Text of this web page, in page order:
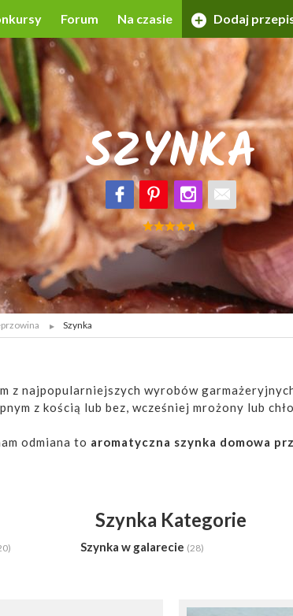
Forum Na czasie Dodaj
SZYNKA
Szynka
z najpopularniejszych wyrobów
z kością lub bez, wcześniej mrożony lub
odmiana to aromatyczna szynka domowa
świetnie się sprawdza
w towarzystwie
Najczęściej przygotowując ten
kawałekmięsai pozostawiamy w
Szynka Kategorie
Szynka w galarecie (28)